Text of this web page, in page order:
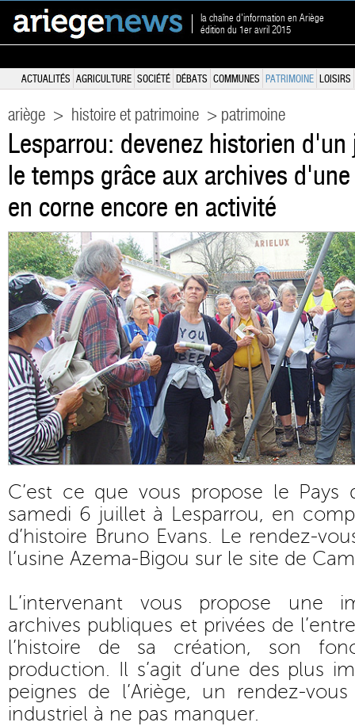
la chaîne d'information en Ariège
édition du 1er avril 2015
ACTUALITÉS AGRICULTURE SOCIÉTÉ DÉBATS COMMUNES PATRIMOINE LOISIRS
ariège > histoire et patrimoine > patrimoine
Lesparrou: devenez historien
le temps grâce aux archives
en corne encore en activité
C’est ce que vous propose le Pays
samedi 6 juillet à Lesparrou, en
d’histoire Bruno Evans. Le rendez-
l’usine Azema-Bigou sur le site de
L’intervenant vous propose une
archives publiques et privées de
l’histoire de sa création, son
production. Il s’agit d’une des plus
peignes de l’Ariège, un rendez-
industriel à ne pas manquer.